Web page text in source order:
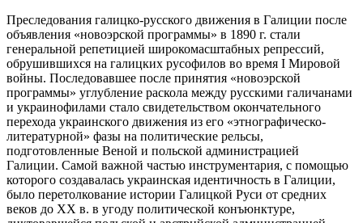
Преследования галицко-русского движения в Галиции после
объявления «новоэрской программы» в 1890 г. стали
генеральной репетицией широкомасштабных репрессий,
обрушившихся на галицких русофилов во время I Мировой
войны. Последовавшее после принятия «новоэрской
программы» углубление раскола между русскими галичанами
и украинофилами стало свидетельством окончательного
перехода украинского движения из его «этнографическо-
литературной» фазы на политические рельсы,
подготовленные Веной и польской администрацией
Галиции. Самой важной частью инструментария, с помощью
которого создавалась украинская идентичность в Галиции,
было перетолкование истории Галицкой Руси от средних
веков до XX в. в угоду политической конъюнктуре,